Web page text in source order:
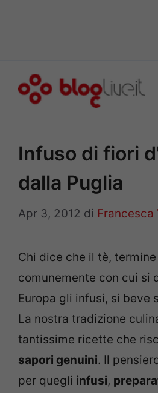
Infuso di fiori
dalla Puglia
Apr 3, 2012 di Francesca
Chi dice che il tè,
comunemente con cui si
Europa gli infusi, si beve
La nostra tradizione
tantissime ricette che
sapori genuini. Il
per quegli infusi,